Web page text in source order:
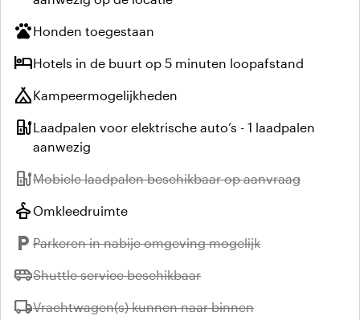
petsHonden toegestaan
hotelHotels in de buurt op 5 minuten loopafstand
campingKampeermogelijkheden
ev_stationLaadpalen voor elektrische auto’s - 1 laadpalen
aanwezig
ev_stationNiet beschikbaar:
Mobiele laadpalen beschikbaar op aanvraag
styler Omkleedruimte
local_parking Niet beschikbaar:
Parkeren in nabije omgeving mogelijk
airport_shuttleNiet beschikbaar:
Shuttle service beschikbaar
local_shippingNiet beschikbaar:
Vrachtwagen(s) kunnen naar binnen